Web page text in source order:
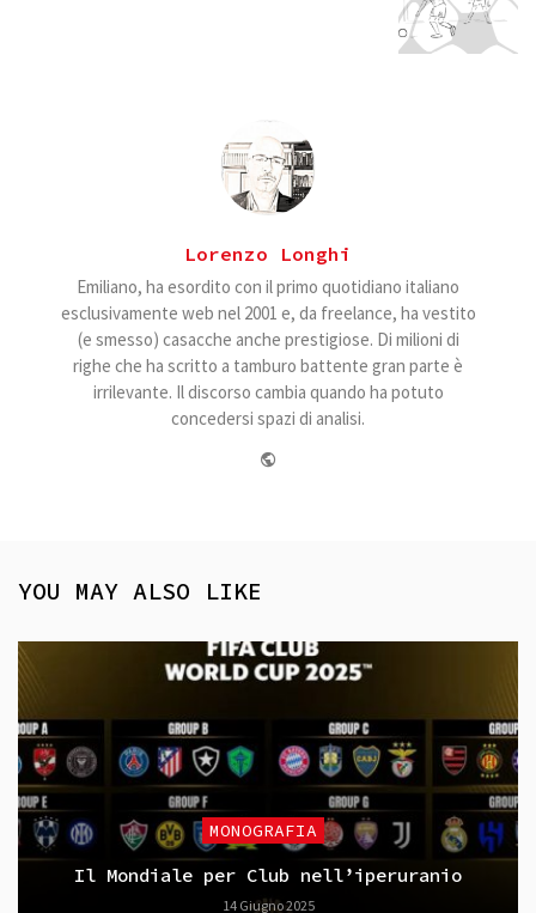
Lorenzo Longhi
Emiliano, ha esordito con il primo quotidiano italiano
esclusivamente web nel 2001 e, da freelance, ha vestito
(e smesso) casacche anche prestigiose. Di milioni di
righe che ha scritto a tamburo battente gran parte è
irrilevante. Il discorso cambia quando ha potuto
concedersi spazi di analisi.
YOU MAY ALSO LIKE
MONOGRAFIA
Il Mondiale per Club nell’iperuranio
14 Giugno 2025